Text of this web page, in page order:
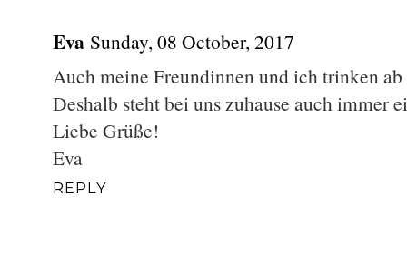
Eva Sunday, 08 October, 2017
Auch meine Freundinnen und ich trinken
Deshalb steht bei uns zuhause auch immer
Liebe Grüße!
Eva
REPLY